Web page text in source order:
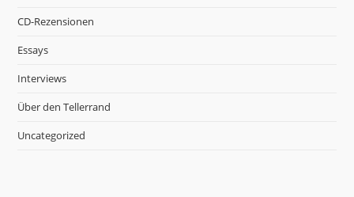
CD-Rezensionen
Essays
Interviews
Über den Tellerrand
Uncategorized